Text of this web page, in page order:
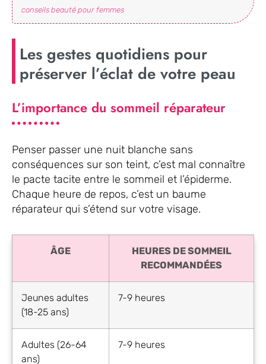
conseils beauté pour femmes
Les gestes quotidiens pour
préserver l’éclat de votre peau
L’importance du sommeil réparateur
Penser passer une nuit blanche sans
conséquences sur son teint, c’est mal connaître
le pacte tacite entre le sommeil et l’épiderme.
Chaque heure de repos, c’est un baume
réparateur qui s’étend sur votre visage.
ÂGE
HEURES DE SOMMEIL
RECOMMANDÉES
Jeunes adultes
(18-25 ans)
7-9 heures
Adultes (26-64
ans)
7-9 heures